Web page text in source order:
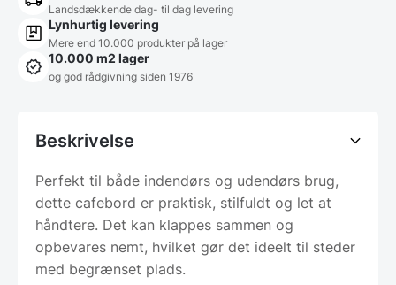
Landsdækkende dag- til dag levering
Lynhurtig levering
Mere end 10.000 produkter på lager
10.000 m2 lager
og god rådgivning siden 1976
Beskrivelse
Perfekt til både indendørs og udendørs brug,
dette cafebord er praktisk, stilfuldt og let at
håndtere. Det kan klappes sammen og
opbevares nemt, hvilket gør det ideelt til steder
med begrænset plads.